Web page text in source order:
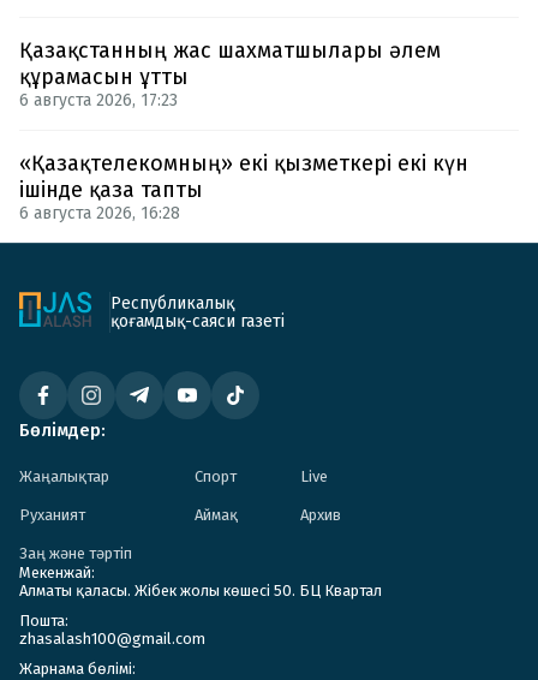
Қазақстанның жас шахматшылары әлем
құрамасын ұтты
6 августа 2026, 17:23
«Қазақтелекомның» екі қызметкері екі күн
ішінде қаза тапты
6 августа 2026, 16:28
Республикалық
қоғамдық-саяси газеті
Бөлімдер:
Жаңалықтар Спорт Live
Руханият Аймақ Архив
Заң және тәртіп
Мекенжай:
Алматы қаласы. Жібек жолы көшесі 50. БЦ Квартал
Пошта:
zhasalash100@gmail.com
Жарнама бөлімі: